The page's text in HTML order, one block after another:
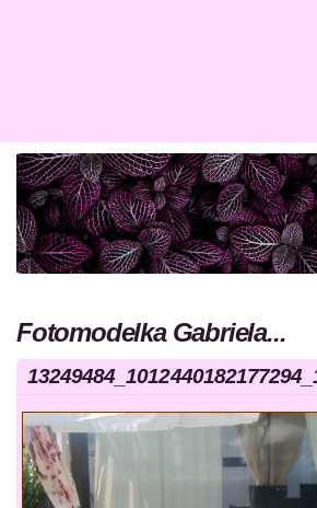
Fotomodelka Gabriela...